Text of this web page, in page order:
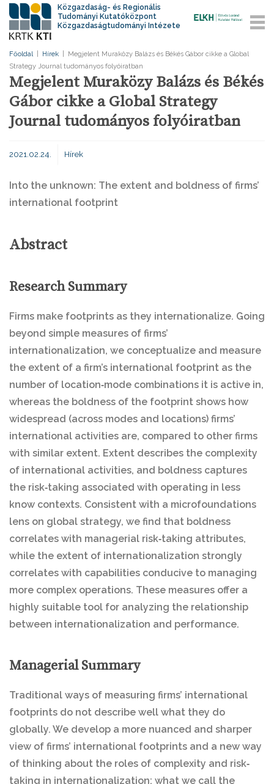
Közgazdaság- és Regionális
Tudományi Kutatóközpont
Közgazdaságtudományi Intézete
Főoldal Hírek
Megjelent Muraközy Balázs és Békés Gábor cikke a Global
Strategy Journal tudományos folyóiratban
Megjelent Muraközy Balázs és Békés
Gábor cikke a Global Strategy
Journal tudományos folyóiratban
2021.02.24. Hírek
Into the unknown: The extent and boldness of firms’
international footprint
Abstract
Research Summary
Firms make footprints as they internationalize. Going
beyond simple measures of firms’
internationalization, we conceptualize and measure
the extent of a firm’s international footprint as the
number of location‐mode combinations it is active in,
whereas the boldness of the footprint shows how
widespread (across modes and locations) firms’
international activities are, compared to other firms
with similar extent. Extent describes the complexity
of international activities, and boldness captures
the risk‐taking associated with operating in less
know contexts. Consistent with a microfoundations
lens on global strategy, we find that boldness
correlates with managerial risk‐taking attributes,
while the extent of internationalization strongly
correlates with capabilities conducive to managing
more complex operations. These measures offer a
highly suitable tool for analyzing the relationship
between internationalization and performance.
Managerial Summary
Traditional ways of measuring firms’ international
footprints do not describe well what they do
globally. We develop a more nuanced and sharper
view of firms’ international footprints and a new way
of thinking about the roles of complexity and risk‐
taking in internationalization; what we call the